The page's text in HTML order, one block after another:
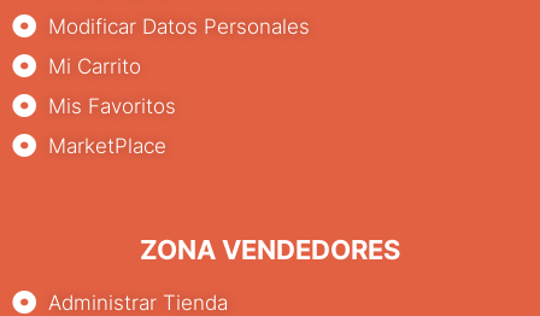
Modificar Datos Personales
Mi Carrito
Mis Favoritos
MarketPlace
ZONA VENDEDORES
Administrar Tienda